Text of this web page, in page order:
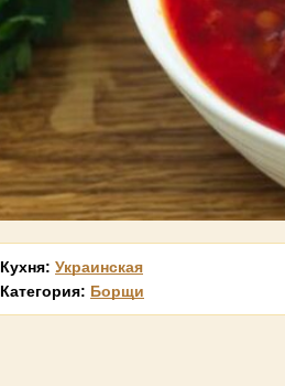
Кухня: Украинская
Категория: Борщи